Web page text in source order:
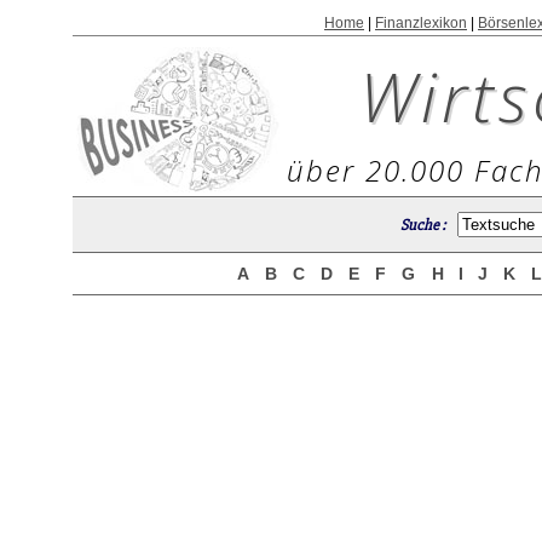
Home Finanzlexikon
über 20.000
Suche :
A B C D E F G H I J K